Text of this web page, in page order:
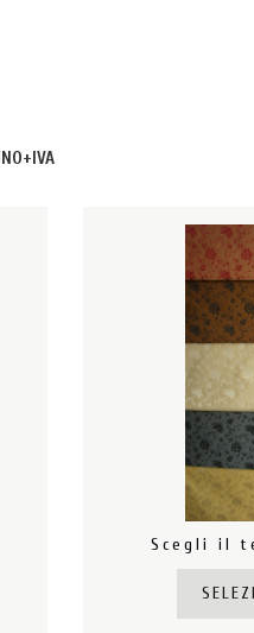
Scegli il